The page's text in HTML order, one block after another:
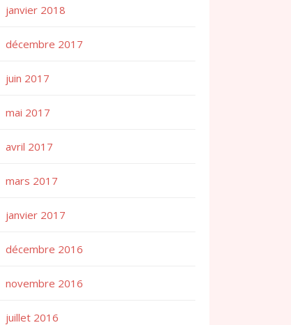
janvier 2018
décembre 2017
juin 2017
mai 2017
avril 2017
mars 2017
janvier 2017
décembre 2016
novembre 2016
juillet 2016